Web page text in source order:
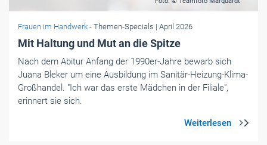
Frauen im Handwerk - Themen-Specials | April 2026
Mit Haltung und Mut an die Spitze
Nach dem Abitur Anfang der 1990er-Jahre bewarb sich
Juana Bleker um eine Ausbildung im Sanitär-Heizung-Klima-
Großhandel. "Ich war das erste Mädchen in der Filiale",
erinnert sie sich.